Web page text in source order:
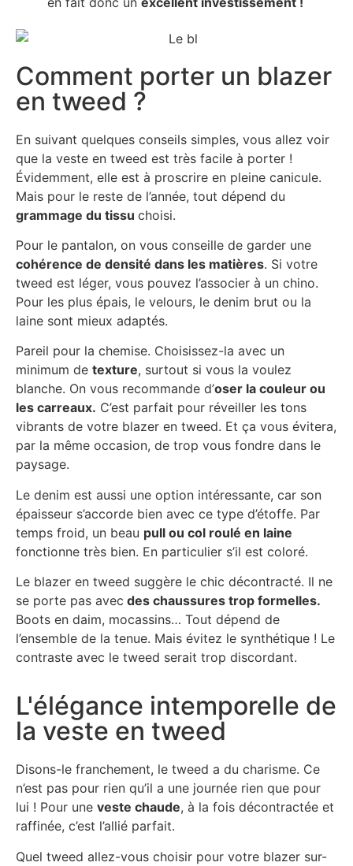
Comment porter un blazer
en tweed ?
En suivant quelques conseils simples, vous allez voir
que la veste en tweed est très facile à porter !
Évidemment, elle est à proscrire en pleine canicule.
Mais pour le reste de l’année, tout dépend du
grammage du tissu choisi.
Pour le pantalon, on vous conseille de garder une
cohérence de densité dans les matières. Si votre
tweed est léger, vous pouvez l’associer à un chino.
Pour les plus épais, le velours, le denim brut ou la
laine sont mieux adaptés.
Pareil pour la chemise. Choisissez-la avec un
minimum de texture, surtout si vous la voulez
blanche. On vous recommande d’oser la couleur ou
les carreaux. C’est parfait pour réveiller les tons
vibrants de votre blazer en tweed. Et ça vous évitera,
par la même occasion, de trop vous fondre dans le
paysage.
Le denim est aussi une option intéressante, car son
épaisseur s’accorde bien avec ce type d’étoffe. Par
temps froid, un beau pull ou col roulé en laine
fonctionne très bien. En particulier s’il est coloré.
Le blazer en tweed suggère le chic décontracté. Il ne
se porte pas avec des chaussures trop formelles.
Boots en daim, mocassins… Tout dépend de
l’ensemble de la tenue. Mais évitez le synthétique ! Le
contraste avec le tweed serait trop discordant.
L'élégance intemporelle de
la veste en tweed
Disons-le franchement, le tweed a du charisme. Ce
n’est pas pour rien qu’il a une journée rien que pour
lui ! Pour une veste chaude, à la fois décontractée et
raffinée, c’est l’allié parfait.
Quel tweed allez-vous choisir pour votre blazer sur-